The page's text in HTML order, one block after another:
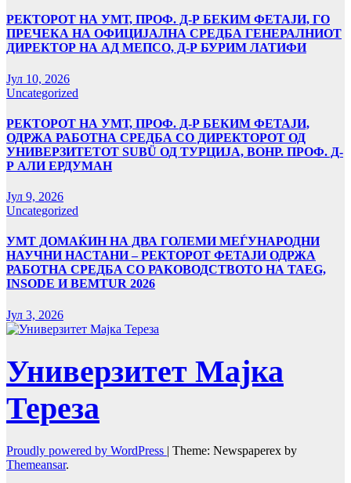
РЕКТОРОТ НА УМТ, ПРОФ. Д-Р БЕКИМ ФЕТАЈИ, ГО
ПРЕЧЕКА НА ОФИЦИЈАЛНА СРЕДБА ГЕНЕРАЛНИОТ
ДИРЕКТОР НА АД МЕПСО, Д-Р БУРИМ ЛАТИФИ
Јул 10, 2026
Uncategorized
РЕКТОРОТ НА УМТ, ПРОФ. Д-Р БЕКИМ ФЕТАЈИ,
ОДРЖА РАБОТНА СРЕДБА СО ДИРЕКТОРОТ ОД
УНИВЕРЗИТЕТОТ SUBÜ ОД ТУРЦИЈА, ВОНР. ПРОФ. Д-
Р АЛИ ЕРДУМАН
Јул 9, 2026
Uncategorized
УMТ ДОМАЌИН НА ДВА ГОЛЕМИ МЕЃУНАРОДНИ
НАУЧНИ НАСТАНИ – РЕКТОРОТ ФЕТАЈИ ОДРЖА
РАБОТНА СРЕДБА СО РАКОВОДСТВОТО НА TAEG,
INSODE И BEMTUR 2026
Јул 3, 2026
Универзитет Мајка
Тереза
Proudly powered by WordPress | Theme: Newspaperex by
Themeansar.